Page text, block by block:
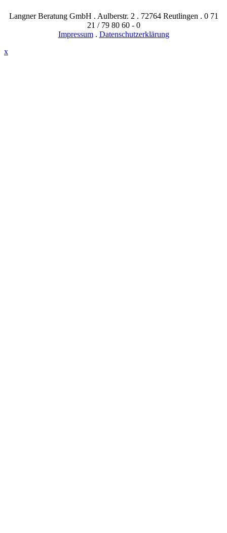
Langner Beratung GmbH . Aulberstr. 2 . 72764 Reutlingen . 0 71
21 / 79 80 60 - 0
Impressum. Datenschutzerklärung
x